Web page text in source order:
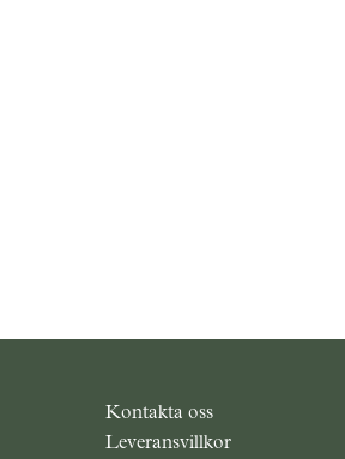
Kontakta oss
Leveransvillkor